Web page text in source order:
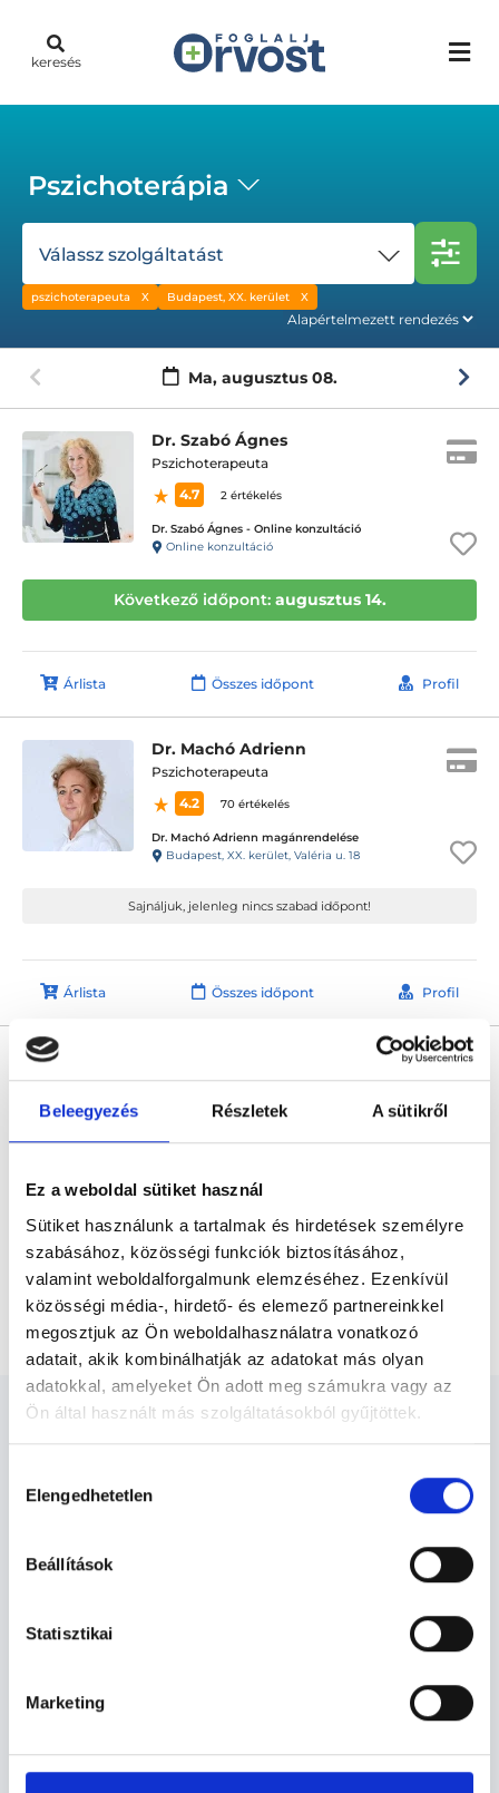
Beleegyezés Részletek A sütikről
Ez a weboldal sütiket használ
Sütiket használunk a tartalmak és hirdetések személyre
szabásához, közösségi funkciók biztosításához,
valamint weboldalforgalmunk elemzéséhez. Ezenkívül
közösségi média-, hirdető- és elemező partnereinkkel
megosztjuk az Ön weboldalhasználatra vonatkozó
adatait, akik kombinálhatják az adatokat más olyan
adatokkal, amelyeket Ön adott meg számukra vagy az
Ön által használt más szolgáltatásokból gyűjtöttek.
szabályzat:https://foglaljorvost.hu/info/foglaljorvost-
kiválasztása
Elengedhetetlen
Beállítások
Statisztikai
Marketing
keresés
Pszichoterápia
Válassz szolgáltatást
pszichoterapeuta Budapest, XX. kerület
Ma, augusztus 08.
Dr. Szabó Ágnes
Pszichoterapeuta
4.7
2 értékelés
Dr. Szabó Ágnes - Online konzultáció
Online konzultáció
Következő időpont: augusztus 14.
Árlista Összes időpont Profil
Dr. Machó Adrienn
Pszichoterapeuta
4.2
70 értékelés
Dr. Machó Adrienn magánrendelése
Budapest, XX. kerület, Valéria u. 18
Sajnáljuk, jelenleg nincs szabad időpont!
Árlista Összes időpont Profil
* Szakorvos jelölt (rezidens): általános orvosi oklevéllel rendelkező
orvos, aki jogszabályok szerinti szakorvosi szakképesítés
megszerzésére irányuló képzésben vesz részt. Ezen orvosok által
önállóan nem végezhető szakmai tevékenységért teljes
felelősséggel tartozik és azt közvetlenül felügyeli az egészségügyi
és szakorvosjelölt esetén.
Pszichoterapeuta Budapest, XX. kerület
Pszichoterapeuta Budapest, XX. kerület
Pszichoterapeuta Budapest, XX.
Pszichoterápia TERÜLETHEZ
Szolgáltatások
Budapesti és vidéki pszichoterapeuta